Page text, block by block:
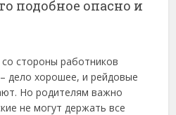
подобное опасно и
стороны работников
дело хорошее, и рейдовые
Но родителям важно
не могут держать все